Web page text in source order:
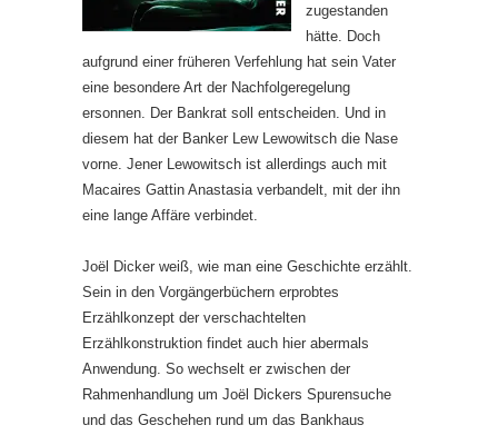
zugestanden
hätte. Doch
aufgrund einer früheren Verfehlung hat sein Vater
eine besondere Art der Nachfolgeregelung
ersonnen. Der Bankrat soll entscheiden. Und in
diesem hat der Banker Lew Lewowitsch die Nase
vorne. Jener Lewowitsch ist allerdings auch mit
Macaires Gattin Anastasia verbandelt, mit der ihn
eine lange Affäre verbindet.
Joël Dicker weiß, wie man eine Geschichte erzählt.
Sein in den Vorgängerbüchern erprobtes
Erzählkonzept der verschachtelten
Erzählkonstruktion findet auch hier abermals
Anwendung. So wechselt er zwischen der
Rahmenhandlung um Joël Dickers Spurensuche
und das Geschehen rund um das Bankhaus